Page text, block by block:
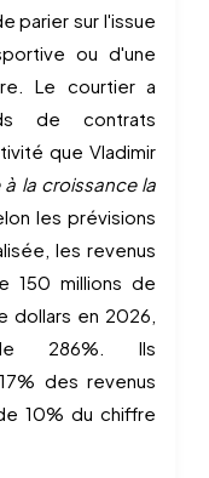
parier sur l'issue
ou d'une
Le courtier a
de contrats
que Vladimir
la croissance la
les prévisions
les revenus
150 millions de
dollars en 2026,
286%. Ils
des revenus
10% du chiffre